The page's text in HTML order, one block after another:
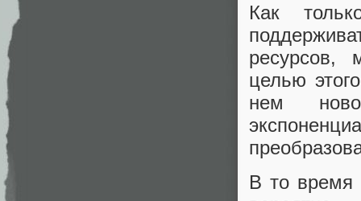
Как
ресурсов,
целью
нем
В то время